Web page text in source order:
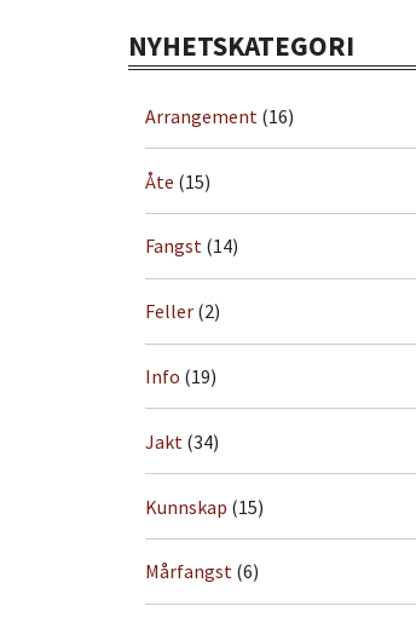
NYHETSKATEGORI
Arrangement (16)
Åte (15)
Fangst (14)
Feller (2)
Info (19)
Jakt (34)
Kunnskap (15)
Mårfangst (6)